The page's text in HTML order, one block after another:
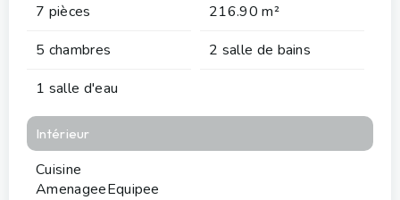
7 pièces
216.90 m²
5 chambres
2 salle de bains
1 salle d'eau
Intérieur
Cuisine
AmenageeEquipee